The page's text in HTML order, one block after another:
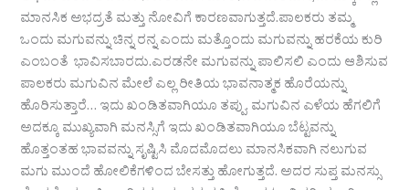
ಮಾನಸಿಕ ಅಭದ್ರತೆ ಮತ್ತು ನೋವಿಗೆ ಕಾರಣವಾಗುತ್ತದೆ.ಪಾಲಕರು ತಮ್ಮ
ಒಂದು ಮಗುವನ್ನು ಚಿನ್ನ ರನ್ನ ಎಂದು ಮತ್ತೊಂದು ಮಗುವನ್ನು ಹರಕೆಯ ಕುರಿ
ಎಂಬಂತೆ ಭಾವಿಸಬಾರದು.ಎರಡನೇ ಮಗುವನ್ನು ಪಾಲಿಸಲಿ ಎಂದು ಆಶಿಸುವ
ಪಾಲಕರು ಮಗುವಿನ ಮೇಲೆ ಎಲ್ಲ ರೀತಿಯ ಭಾವನಾತ್ಮಕ ಹೊರೆಯನ್ನು
ಹೊರಿಸುತ್ತಾರೆ… ಇದು ಖಂಡಿತವಾಗಿಯೂ ತಪ್ಪು. ಮಗುವಿನ ಎಳೆಯ ಹೆಗಲಿಗೆ
ಅದಕ್ಕೂ ಮುಖ್ಯವಾಗಿ ಮನಸ್ಸಿಗೆ ಇದು ಖಂಡಿತವಾಗಿಯೂ ಬೆಟ್ಟವನ್ನು
ಹೊತ್ತಂತಹ ಭಾವವನ್ನು ಸೃಷ್ಟಿಸಿ ಮೊದಮೊದಲು ಮಾನಸಿಕವಾಗಿ ನಲುಗುವ
ಮಗು ಮುಂದೆ ಹೋಲಿಕೆಗಳಿಂದ ಬೇಸತ್ತು ಹೋಗುತ್ತದೆ. ಅದರ ಸುಪ್ತ ಮನಸ್ಸು